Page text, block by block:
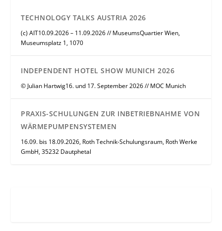
TECHNOLOGY TALKS AUSTRIA 2026
(c) AIT10.09.2026 – 11.09.2026 // MuseumsQuartier Wien,
Museumsplatz 1, 1070
INDEPENDENT HOTEL SHOW MUNICH 2026
© Julian Hartwig16. und 17. September 2026 // MOC Munich
PRAXIS-SCHULUNGEN ZUR INBETRIEBNAHME VON
WÄRMEPUMPENSYSTEMEN
16.09. bis 18.09.2026, Roth Technik-Schulungsraum, Roth Werke
GmbH, 35232 Dautphetal